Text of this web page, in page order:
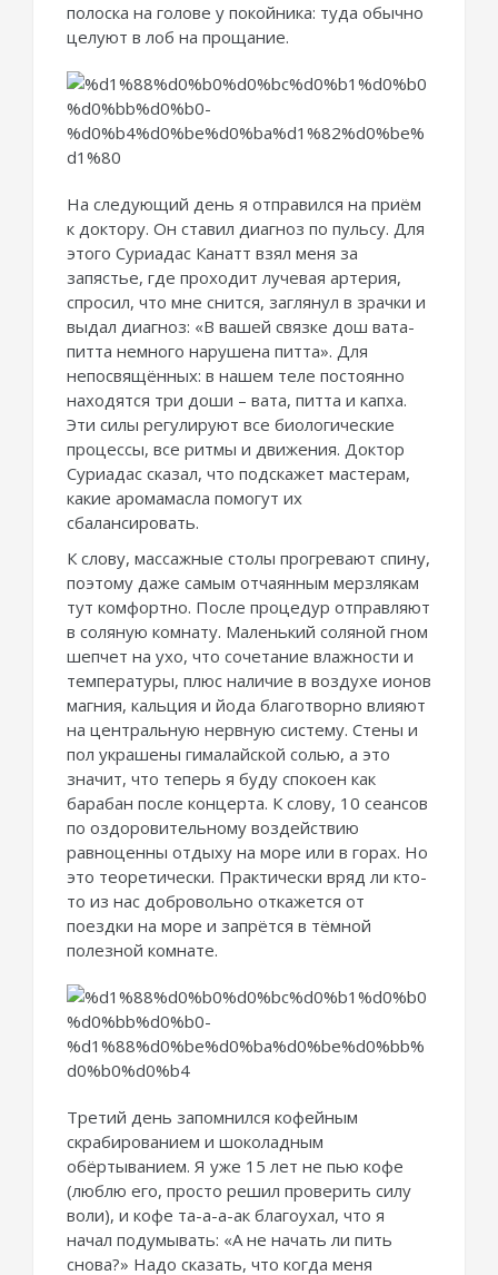
полоска на голове у покойника: туда обычно
целуют в лоб на прощание.
На следующий день я отправился на приём
к доктору. Он ставил диагноз по пульсу. Для
этого Суриадас Канатт взял меня за
запястье, где проходит лучевая артерия,
спросил, что мне снится, заглянул в зрачки и
выдал диагноз: «В вашей связке дош вата-
питта немного нарушена питта». Для
непосвящённых: в нашем теле постоянно
находятся три доши – вата, питта и капха.
Эти силы регулируют все биологические
процессы, все ритмы и движения. Доктор
Суриадас сказал, что подскажет мастерам,
какие аромамасла помогут их
сбалансировать.
К слову, массажные столы прогревают спину,
поэтому даже самым отчаянным мерзлякам
тут комфортно. После процедур отправляют
в соляную комнату. Маленький соляной гном
шепчет на ухо, что сочетание влажности и
температуры, плюс наличие в воздухе ионов
магния, кальция и йода благотворно влияют
на центральную нервную систему. Стены и
пол украшены гималайской солью, а это
значит, что теперь я буду спокоен как
барабан после концерта. К слову, 10 сеансов
по оздоровительному воздействию
равноценны отдыху на море или в горах. Но
это теоретически. Практически вряд ли кто-
то из нас добровольно откажется от
поездки на море и запрётся в тёмной
полезной комнате.
Третий день запомнился кофейным
скрабированием и шоколадным
обёртыванием. Я уже 15 лет не пью кофе
(люблю его, просто решил проверить силу
воли), и кофе та-а-а-ак благоухал, что я
начал подумывать: «А не начать ли пить
снова?» Надо сказать, что когда меня